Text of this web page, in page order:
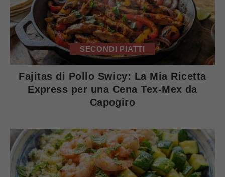
SECONDI PIATTI
Fajitas di Pollo Swicy: La Mia Ricetta
Express per una Cena Tex-Mex da
Capogiro